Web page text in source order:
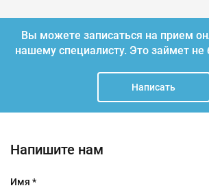
Вы можете записаться на прием
нашему специалисту. Это займет
Написать
Напишите нам
Имя *